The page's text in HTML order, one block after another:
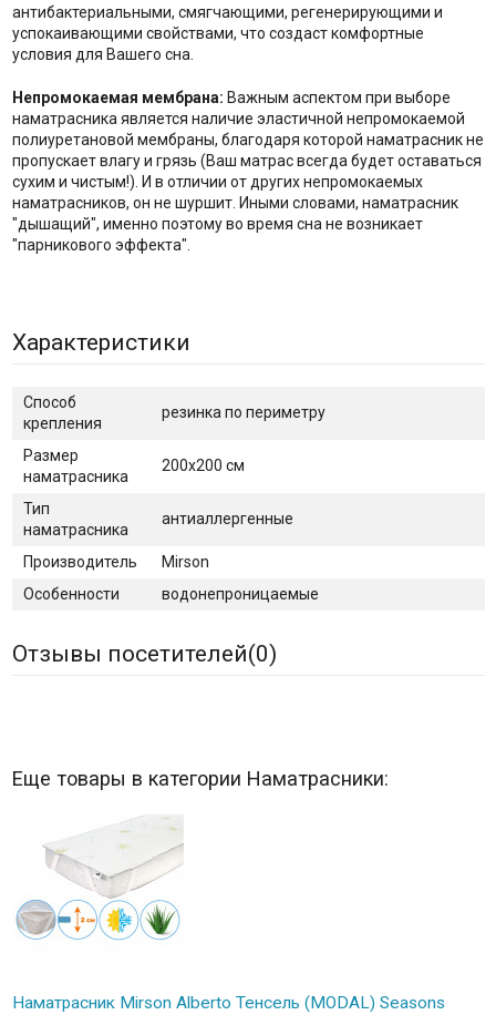
антибактериальными, смягчающими, регенерирующими и
успокаивающими свойствами, что создаст комфортные
условия для Вашего сна.
Непромокаемая мембрана: Важным аспектом при выборе
наматрасника является наличие эластичной непромокаемой
полиуретановой мембраны, благодаря которой наматрасник не
пропускает влагу и грязь (Ваш матрас всегда будет оставаться
сухим и чистым!). И в отличии от других непромокаемых
наматрасников, он не шуршит. Иными словами, наматрасник
"дышащий", именно поэтому во время сна не возникает
"парникового эффекта".
Характеристики
Способ
крепления
резинка по периметру
Размер
наматрасника
200х200 см
Тип
наматрасника
антиаллергенные
Производитель
Mirson
Особенности
водонепроницаемые
Отзывы посетителей(0)
Еще товары в категории Наматрасники:
Наматрасник Mirson Alberto Тенсель (MODAL) Seasons